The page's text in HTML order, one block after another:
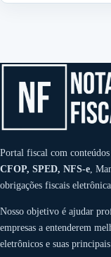
Portal fiscal com
CFOP, SPED, NFS-e ,
obrigações fiscais
Nosso objetivo é ajudar
empresas a entenderem
eletrônicos e suas principais